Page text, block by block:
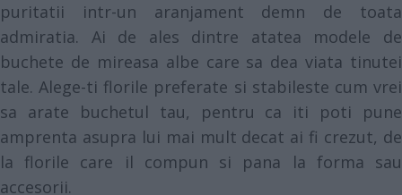
puritatii intr-un aranjament demn de toata
admiratia. Ai de ales dintre atatea modele de
buchete de mireasa albe care sa dea viata tinutei
tale. Alege-ti florile preferate si stabileste cum vrei
sa arate buchetul tau, pentru ca iti poti pune
amprenta asupra lui mai mult decat ai fi crezut, de
la florile care il compun si pana la forma sau
accesorii.